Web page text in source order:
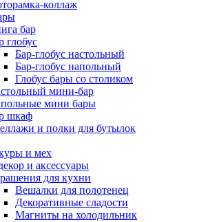
коллаж
бар
глобус
Бар-глобус настольный
Бар-глобус напольный
Глобус бары со столиком
мини-бар
мини бары
шкаф
и полки для бутылок
и мех
и аксессуары
для кухни
Вешалки для полотенец
Декоративные сладости
Магниты на холодильник